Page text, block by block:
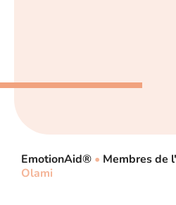
EmotionAid® • Membres de
Olami